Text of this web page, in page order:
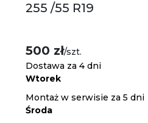
255 /55 R19
500 zł/szt.
Dostawa za 4 dni
Wtorek
Montaż w serwisie za 5 dni
Środa